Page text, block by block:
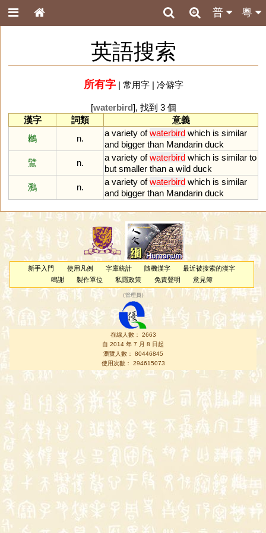
粵
普
英語搜索
所有字| 常用字| 冷僻字
[waterbird], 找到 3 個
漢字
詞類
意義
鶒
n.
a variety of waterbird which is similar
and bigger than Mandarin duck
鷿
n.
a variety of waterbird which is similar to
but smaller than a wild duck
鸂
n.
a variety of waterbird which is similar
and bigger than Mandarin duck
新手入門 使用凡例 字庫統計 隨機漢字
最近被搜索的漢字
鳴謝
製作單位 私隱政策 免責聲明 意見簿
（管理員 ）
在線人數： 2663
自 2014 年 7 月 8 日起
瀏覽人數： 80446845
使用次數： 294615073